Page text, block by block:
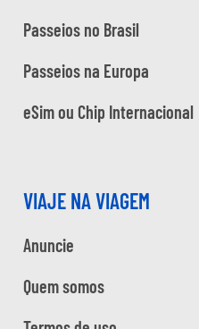
Passeios no Brasil
Passeios na Europa
eSim ou Chip Internacional
VIAJE NA VIAGEM
Anuncie
Quem somos